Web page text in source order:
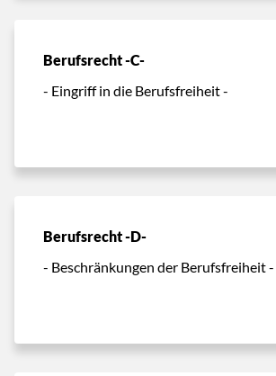
Berufsrecht -C-
- Eingriff in die Berufsfreiheit -
Berufsrecht -D-
- Beschränkungen der Berufsfreiheit -